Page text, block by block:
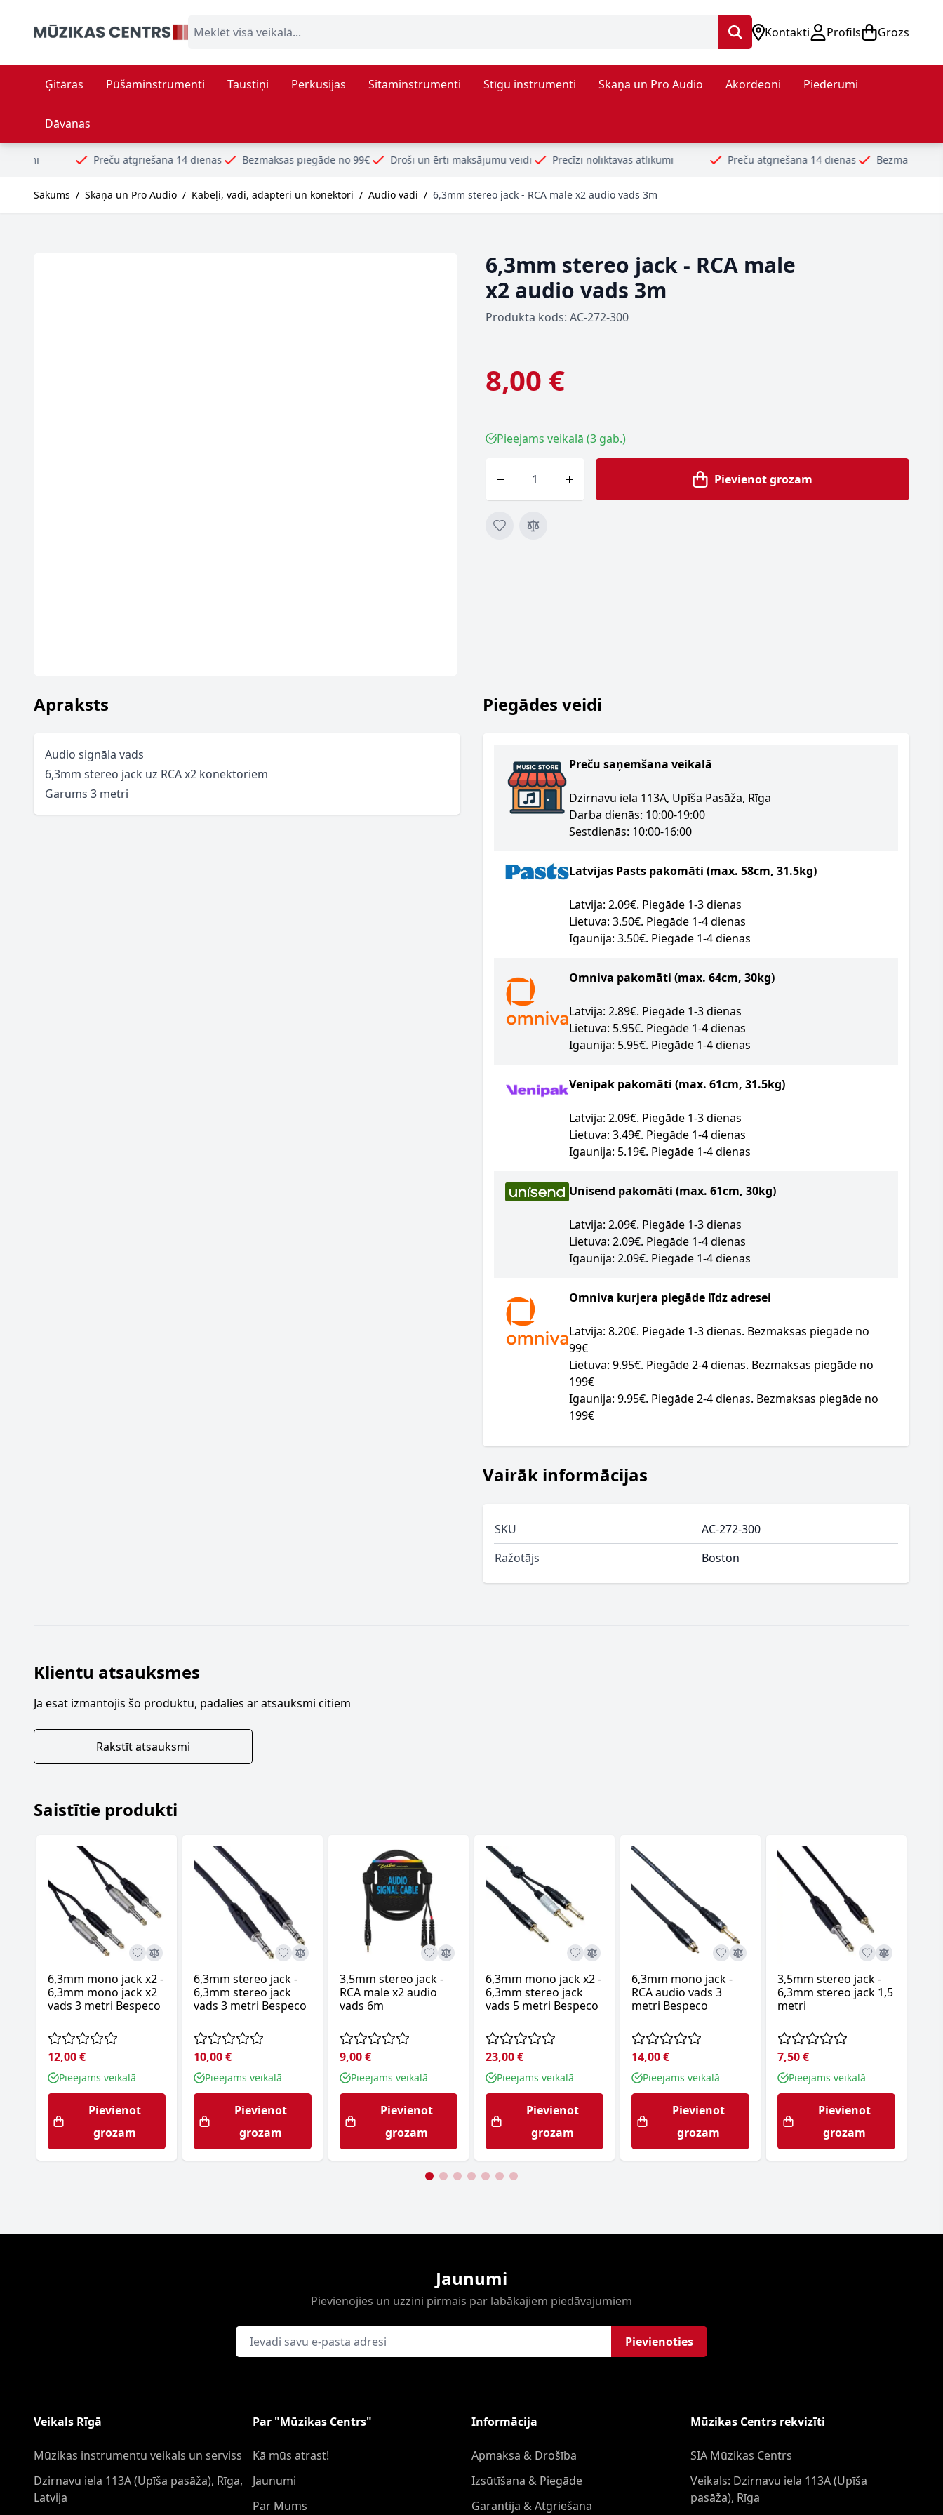
Meklēt visā veikalā...
Kontakti Profils Grozs
Ģitāras Pūšaminstrumenti Taustiņi Perkusijas Sitaminstrumenti Stīgu instrumenti Skaņa un Pro Audio Akordeoni Piederumi
Dāvanas
Preču atgriešana 14 dienas Bezmaksas piegāde no 99€ Droši un ērti maksājumu veidi Precīzi noliktavas atlikumi Preču atgriešana 14 dienas Bezmaksas piegāde no 99€
Sākums / Skaņa un Pro Audio / Kabeļi, vadi, adapteri un konektori / Audio vadi / 6,3mm stereo jack - RCA male x2 audio vads 3m
6,3mm stereo jack - RCA male
x2 audio vads 3m
Produkta kods: AC-272-300
8,00 €
Pieejams veikalā (3 gab.)
Pievienot grozam
Apraksts
Audio signāla vads
6,3mm stereo jack uz RCA x2 konektoriem
Garums 3 metri
Piegādes veidi
Preču saņemšana veikalā
Dzirnavu iela 113A, Upīša Pasāža, Rīga
Darba dienās: 10:00-19:00
Sestdienās: 10:00-16:00
Latvijas Pasts pakomāti (max. 58cm, 31.5kg)
Latvija: 2.09€. Piegāde 1-3 dienas
Lietuva: 3.50€. Piegāde 1-4 dienas
Igaunija: 3.50€. Piegāde 1-4 dienas
Omniva pakomāti (max. 64cm, 30kg)
Latvija: 2.89€. Piegāde 1-3 dienas
Lietuva: 5.95€. Piegāde 1-4 dienas
Igaunija: 5.95€. Piegāde 1-4 dienas
Venipak pakomāti (max. 61cm, 31.5kg)
Latvija: 2.09€. Piegāde 1-3 dienas
Lietuva: 3.49€. Piegāde 1-4 dienas
Igaunija: 5.19€. Piegāde 1-4 dienas
Unisend pakomāti (max. 61cm, 30kg)
Latvija: 2.09€. Piegāde 1-3 dienas
Lietuva: 2.09€. Piegāde 1-4 dienas
Igaunija: 2.09€. Piegāde 1-4 dienas
Omniva kurjera piegāde līdz adresei
Latvija: 8.20€. Piegāde 1-3 dienas. Bezmaksas piegāde no
99€
Lietuva: 9.95€. Piegāde 2-4 dienas. Bezmaksas piegāde no
199€
Igaunija: 9.95€. Piegāde 2-4 dienas. Bezmaksas piegāde no
199€
Vairāk informācijas
SKU
AC-272-300
Ražotājs
Boston
Klientu atsauksmes
Ja esat izmantojis šo produktu, padalies ar atsauksmi citiem
Rakstīt atsauksmi
Saistītie produkti
6,3mm mono jack x2 -
6,3mm mono jack x2
vads 3 metri Bespeco
12,00 €
Pieejams veikalā
Pievienot
grozam
6,3mm stereo jack -
6,3mm stereo jack
vads 3 metri Bespeco
10,00 €
Pieejams veikalā
Pievienot
grozam
3,5mm stereo jack -
RCA male x2 audio
vads 6m
9,00 €
Pieejams veikalā
Pievienot
grozam
6,3mm mono jack x2 -
6,3mm stereo jack
vads 5 metri Bespeco
23,00 €
Pieejams veikalā
Pievienot
grozam
6,3mm mono jack -
RCA audio vads 3
metri Bespeco
14,00 €
Pieejams veikalā
Pievienot
grozam
3,5mm stereo jack -
6,3mm stereo jack 1,5
metri
7,50 €
Pieejams veikalā
Pievienot
grozam
Jaunumi
Pievienojies un uzzini pirmais par labākajiem piedāvajumiem
E-pasta adrese Pievienoties
Veikals Rīgā
Mūzikas instrumentu veikals un serviss
Dzirnavu iela 113A (Upīša pasāža), Rīga,
Latvija
Par "Mūzikas Centrs"
Kā mūs atrast!
Jaunumi
Par Mums
Informācija
Apmaksa & Drošība
Izsūtīšana & Piegāde
Garantija & Atgriešana
Mūzikas Centrs rekvizīti
SIA Mūzikas Centrs
Veikals: Dzirnavu iela 113A (Upīša
pasāža), Rīga